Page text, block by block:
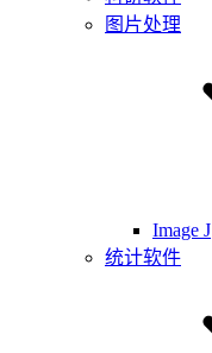
图片处理
Image J
统计软件